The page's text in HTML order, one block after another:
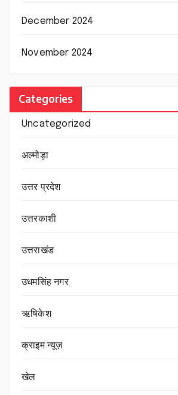
December 2024
November 2024
Categories
Uncategorized
अल्मोड़ा
उत्तर प्रदेश
उत्तरकाशी
उत्तराखंड
उधमसिंह नगर
ऋषिकेश
क्राइम न्यूज़
खेल